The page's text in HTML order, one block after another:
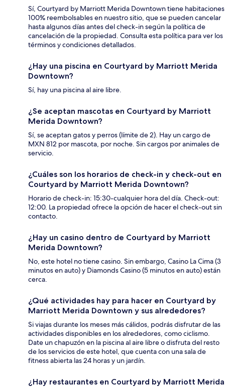
Sí, Courtyard by Marriott Merida Downtown tiene habitaciones
100% reembolsables en nuestro sitio, que se pueden cancelar
hasta algunos días antes del check-in según la política de
cancelación de la propiedad. Consulta esta política para ver los
términos y condiciones detallados.
¿Hay una piscina en Courtyard by Marriott Merida
Downtown?
Sí, hay una piscina al aire libre.
¿Se aceptan mascotas en Courtyard by Marriott
Merida Downtown?
Sí, se aceptan gatos y perros (límite de 2). Hay un cargo de
MXN 812 por mascota, por noche. Sin cargos por animales de
servicio.
¿Cuáles son los horarios de check-in y check-out en
Courtyard by Marriott Merida Downtown?
Horario de check-in: 15:30-cualquier hora del día. Check-out:
12:00. La propiedad ofrece la opción de hacer el check-out sin
contacto.
¿Hay un casino dentro de Courtyard by Marriott
Merida Downtown?
No, este hotel no tiene casino. Sin embargo, Casino La Cima (3
minutos en auto) y Diamonds Casino (5 minutos en auto) están
cerca.
¿Qué actividades hay para hacer en Courtyard by
Marriott Merida Downtown y sus alrededores?
Si viajas durante los meses más cálidos, podrás disfrutar de las
actividades disponibles en los alrededores, como ciclismo.
Date un chapuzón en la piscina al aire libre o disfruta del resto
de los servicios de este hotel, que cuenta con una sala de
fitness abierta las 24 horas y un jardín.
¿Hay restaurantes en Courtyard by Marriott Merida